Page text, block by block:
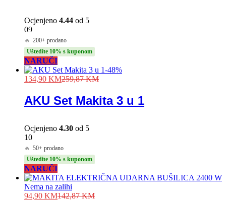
Ocjenjeno 4.44 od 5
09
🔥 200+ prodano
Uštedite 10% s kuponom
NARUČI
-48%
134,90 KM259,87KM
AKU Set Makita 3 u 1
Ocjenjeno 4.30 od 5
10
🔥 50+ prodano
Uštedite 10% s kuponom
NARUČI
Nema na zalihi
94,90 KM142,87KM